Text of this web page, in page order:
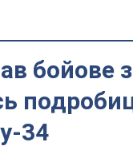
бойове
34